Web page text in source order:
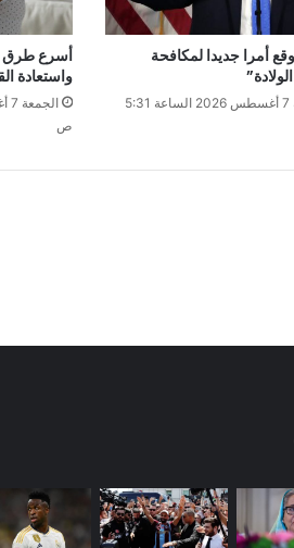
أمرا جديدا لمكافحة
الجمعة 7 أغسطس 2026 الساعة 5:31
أسرع طرق
واستعادة
ص